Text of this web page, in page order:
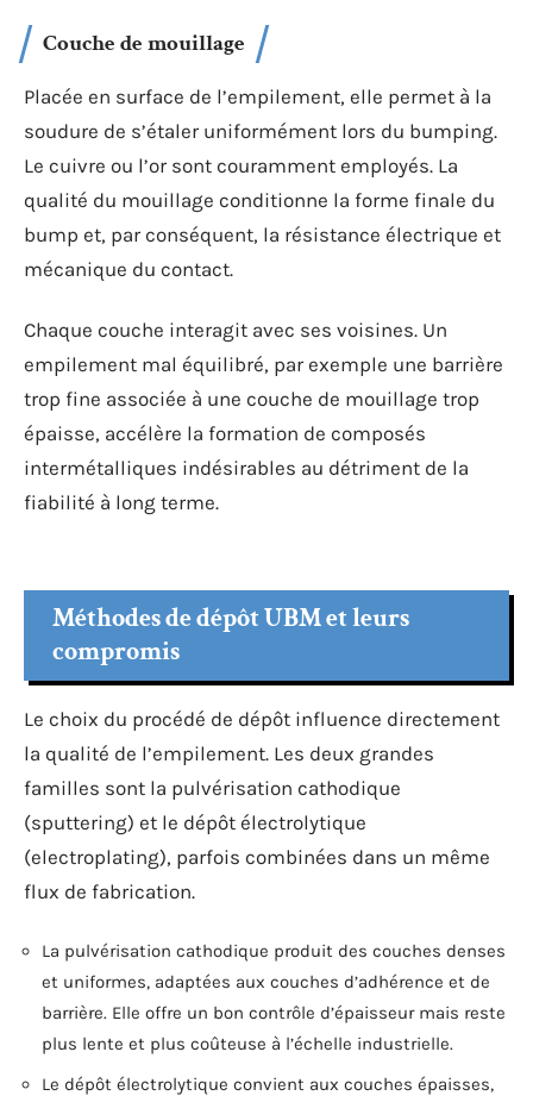
Couche de mouillage
Placée en surface de l’empilement, elle permet à la
soudure de s’étaler uniformément lors du bumping.
Le cuivre ou l’or sont couramment employés. La
qualité du mouillage conditionne la forme finale du
bump et, par conséquent, la résistance électrique et
mécanique du contact.
Chaque couche interagit avec ses voisines. Un
empilement mal équilibré, par exemple une barrière
trop fine associée à une couche de mouillage trop
épaisse, accélère la formation de composés
intermétalliques indésirables au détriment de la
fiabilité à long terme.
Méthodes de dépôt UBM et leurs
compromis
Le choix du procédé de dépôt influence directement
la qualité de l’empilement. Les deux grandes
familles sont la pulvérisation cathodique
(sputtering) et le dépôt électrolytique
(electroplating), parfois combinées dans un même
flux de fabrication.
La pulvérisation cathodique produit des couches denses
et uniformes, adaptées aux couches d’adhérence et de
barrière. Elle offre un bon contrôle d’épaisseur mais reste
plus lente et plus coûteuse à l’échelle industrielle.
Le dépôt électrolytique convient aux couches épaisses,